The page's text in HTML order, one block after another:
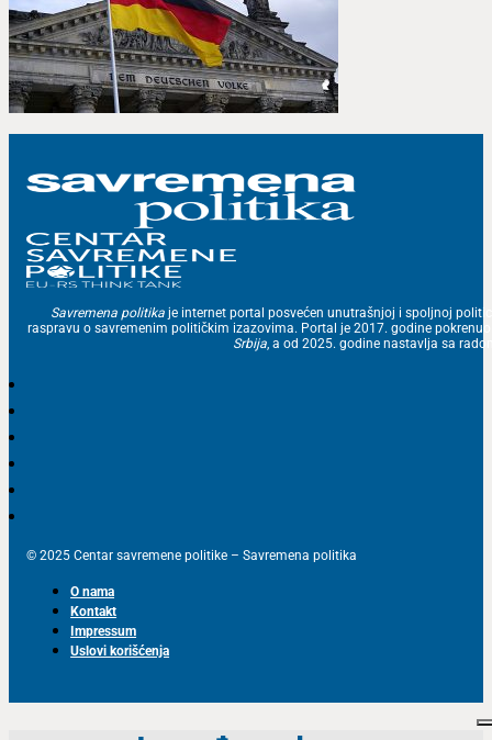
Savremena politika je internet portal posvećen unutrašnjoj i spoljnoj
raspravu o savremenim političkim izazovima. Portal je 2017. godine
Srbija, a od 2025. godine nastavlja sa
© 2025 Centar savremene politike – Savremena politika
O nama
Kontakt
Impressum
Uslovi korišćenja